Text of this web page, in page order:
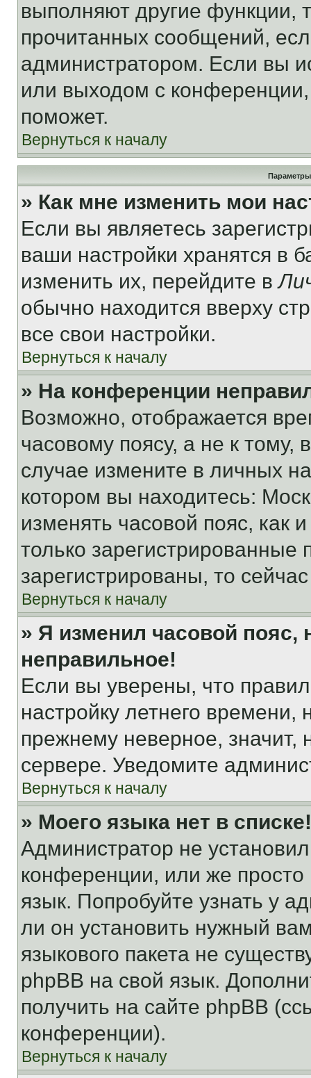
выполняют другие функции,
прочитанных сообщений,
администратором. Если вы
или выходом с
поможет.
Вернуться к началу
Параметры
» Как мне изменить мои
Если вы являетесь
ваши настройки хранятся в
изменить их, перейдите в
обычно находится вверху
все свои настройки.
Вернуться к началу
» На конференции
Возможно, отображается
часовому поясу, а не к тому,
случае измените в личных
котором вы находитесь:
изменять часовой пояс, как
только
зарегистрированы, то
Вернуться к началу
» Я изменил часовой пояс,
неправильное!
Если вы уверены, что
настройку летнего
прежнему неверное, значит,
сервере. Уведомите
Вернуться к началу
» Моего языка нет в списке!
Администратор не
конференции, или же
язык. Попробуйте узнать у
ли он установить нужный
языкового пакета не
phpBB на свой язык.
получить на сайте phpBB
конференции).
Вернуться к началу